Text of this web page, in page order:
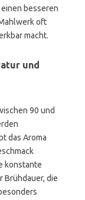
besseren
oft
macht.
und
90 und
das Aroma
konstante
Brühdauer, die